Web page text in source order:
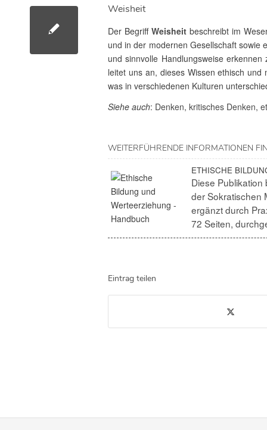
Weis­heit
Der BegriffWeis­heit beschreibt im
und in der modernen Gesell­schaft sowie
und sinn­volle Hand­lungs­weise
leitet uns an, dieses Wissen ethisch
was in verschie­denen Kulturen
Siehe auch: Denken, kriti­sches Denken,
WEITER­FÜH­RENDE INFOR­MA­TIONEN
ETHISCHE
Diese
der Sokra­ti­schen
ergänzt durch
72 Seiten,
Eintrag teilen